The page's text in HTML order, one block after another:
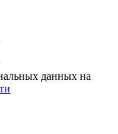
данных на